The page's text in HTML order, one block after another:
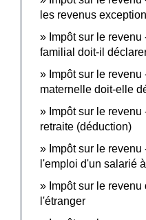
les revenus
Impôt sur le
familial doit-il
Impôt sur le
maternelle doit-elle
Impôt sur le
retraite (déduction)
Impôt sur le
l'emploi d'un salarié
Impôt sur le
l'étranger